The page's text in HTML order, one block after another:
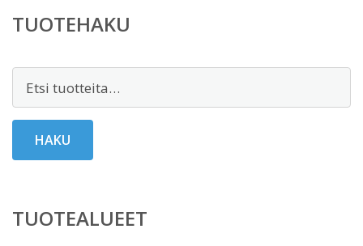
TUOTEHAKU
HAKU
TUOTEALUEET